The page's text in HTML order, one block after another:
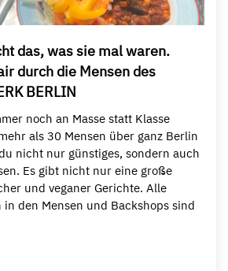
das, was sie mal waren.
durch die Mensen des
BERLIN
noch an Masse statt Klasse
als 30 Mensen über ganz Berlin
nicht nur günstiges, sondern auch
Es gibt nicht nur eine große
und veganer Gerichte. Alle
in den Mensen und Backshops sind